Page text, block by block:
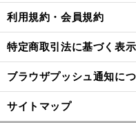
利用規約・会員規約
特定商取引法に基づく表
ブラウザプッシュ通知に
サイトマップ